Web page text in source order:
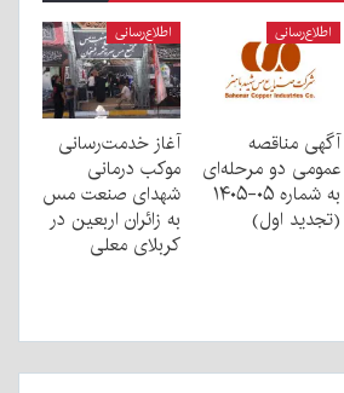
اطلاع‌رسانی
آگهی مناقصه
عمومی دو مرحله‌ای
به شماره ۰۵-۱۴۰۵
(تجدید اول)
اطلاع‌رسانی
آغاز خدمت‌رسانی
موکب درمانی
شهدای صنعت مس
به زائران اربعین در
کربلای معلی